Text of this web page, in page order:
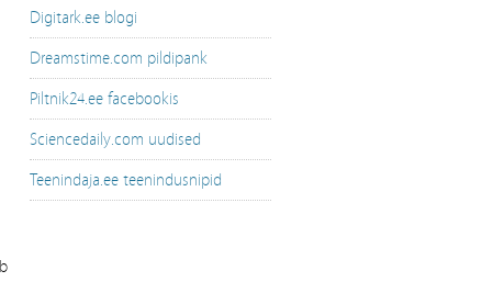
Digitark.ee blogi
Dreamstime.com pildipank
Piltnik24.ee facebookis
Sciencedaily.com uudised
Teenindaja.ee teenindusnipid